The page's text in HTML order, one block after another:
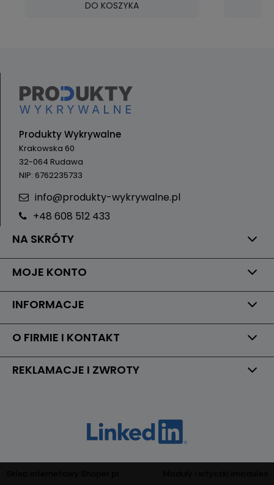
DO KOSZYKA
NA SKRÓTY
MOJE KONTO
INFORMACJE
O FIRMIE I KONTAKT
REKLAMACJE I ZWROTY
Produkty Wykrywalne
Krakowska 60
32-064 Rudawa
NIP: 6762235733
info@produkty-wykrywalne.pl
+48 608 512 433